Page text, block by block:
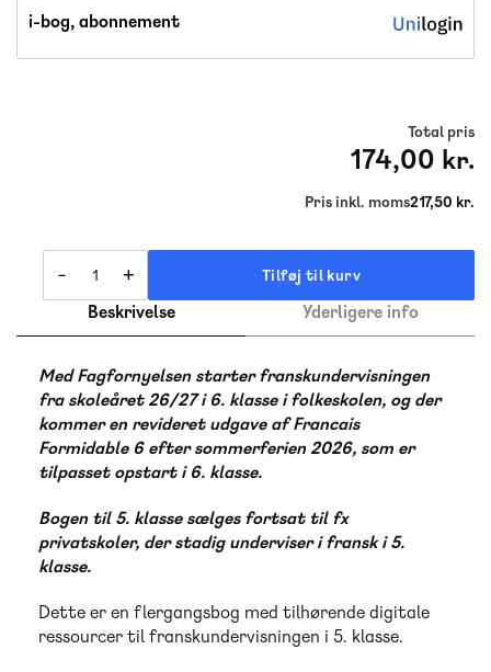
i-bog, abonnement
Total pris
174,00 kr.
Pris inkl. moms217,50 kr.
- + Tilføj til kurv
Beskrivelse Yderligere info
Med Fagfornyelsen starter franskundervisningen
fra skoleåret 26/27 i 6. klasse i folkeskolen, og der
kommer en revideret udgave af Francais
Formidable 6 efter sommerferien 2026, som er
tilpasset opstart i 6. klasse.
Bogen til 5. klasse sælges fortsat til fx
privatskoler, der stadig underviser i fransk i 5.
klasse.
Dette er en flergangsbog med tilhørende digitale
ressourcer til franskundervisningen i 5. klasse.